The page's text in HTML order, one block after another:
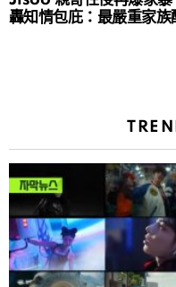
轟知情包庇：最嚴重家族